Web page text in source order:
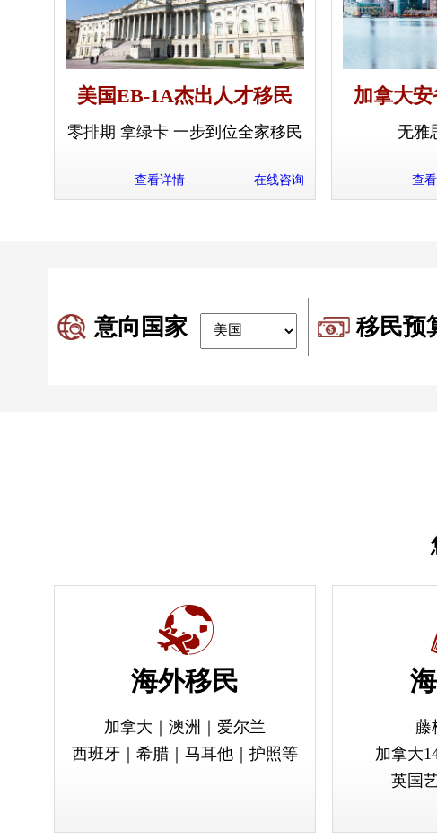
美国EB-1A杰出人才移民
零排期 拿绿卡 一步到位全家移民
查看详情 在线咨询
加拿大
无雅
查
意向国家 移民预
海外移民
加拿大｜澳洲｜爱尔兰
西班牙｜希腊｜马耳他｜护照等
藤
加拿大
英国